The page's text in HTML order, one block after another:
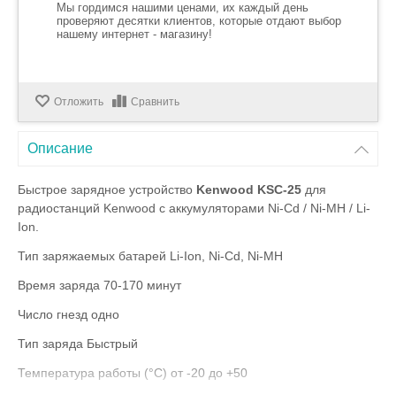
Мы гордимся нашими ценами, их каждый день
проверяют десятки клиентов, которые отдают выбор
нашему интернет - магазину!
Отложить Сравнить
Описание
Быстрое зарядное устройство Kenwood KSC-25 для
радиостанций Kenwood с аккумуляторами Ni-Cd / Ni-MH / Li-
Ion.
Тип заряжаемых батарей Li-Ion, Ni-Cd, Ni-MH
Время заряда 70-170 минут
Число гнезд одно
Тип заряда Быстрый
Температура работы (°С) от -20 до +50